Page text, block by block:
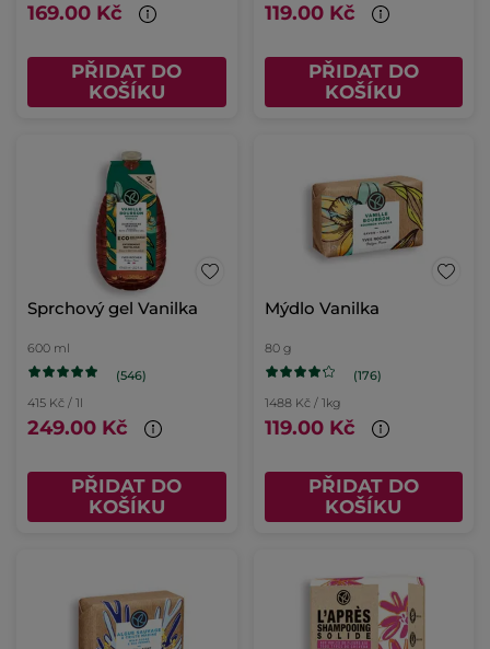
169.00 Kč
PŘIDAT DO
KOŠÍKU
119.00 Kč
PŘIDAT DO
KOŠÍKU
Sprchový gel Vanilka
600 ml
(546)
415 Kč / 1l
249.00 Kč
PŘIDAT DO
KOŠÍKU
Mýdlo Vanilka
80 g
(176)
1488 Kč / 1kg
119.00 Kč
PŘIDAT DO
KOŠÍKU